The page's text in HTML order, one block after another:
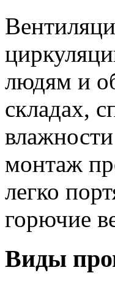
людям и
складах,
монтаж
легко
горючие
Виды